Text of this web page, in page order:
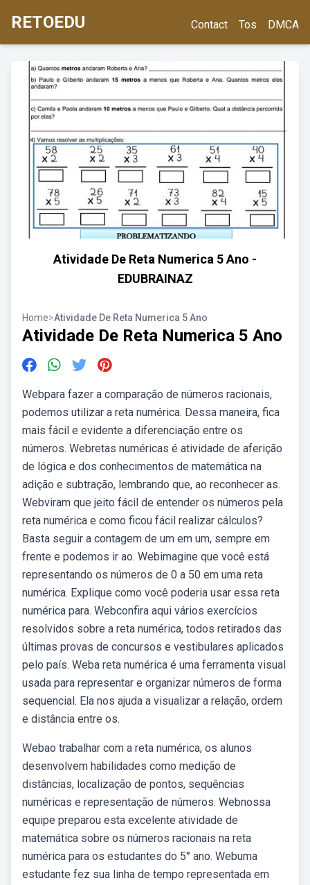
RETOEDU Contact Tos DMCA
Atividade De Reta Numerica 5 Ano -
EDUBRAINAZ
Home>Atividade De Reta Numerica 5 Ano
Atividade De Reta Numerica 5 Ano
Webpara fazer a comparação de números racionais,
podemos utilizar a reta numérica. Dessa maneira, fica
mais fácil e evidente a diferenciação entre os
números. Webretas numéricas é atividade de aferição
de lógica e dos conhecimentos de matemática na
adição e subtração, lembrando que, ao reconhecer as.
Webviram que jeito fácil de entender os números pela
reta numérica e como ficou fácil realizar cálculos?
Basta seguir a contagem de um em um, sempre em
frente e podemos ir ao. Webimagine que você está
representando os números de 0 a 50 em uma reta
numérica. Explique como você poderia usar essa reta
numérica para. Webconfira aqui vários exercícios
resolvidos sobre a reta numérica, todos retirados das
últimas provas de concursos e vestibulares aplicados
pelo país. Weba reta numérica é uma ferramenta visual
usada para representar e organizar números de forma
sequencial. Ela nos ajuda a visualizar a relação, ordem
e distância entre os.
Webao trabalhar com a reta numérica, os alunos
desenvolvem habilidades como medição de
distâncias, localização de pontos, sequências
numéricas e representação de números. Webnossa
equipe preparou esta excelente atividade de
matemática sobre os números racionais na reta
numérica para os estudantes do 5° ano. Webuma
estudante fez sua linha de tempo representada em